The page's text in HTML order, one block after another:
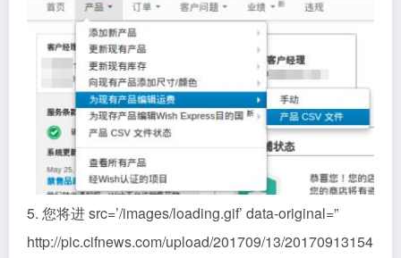
5. 您将进 src=’/images/loading.gif’ data-original=”
http://pic.cifnews.com/upload/201709/13/20170913154